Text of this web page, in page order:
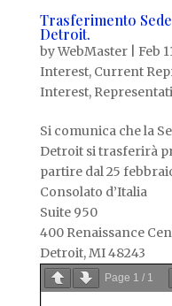
Trasferimento
Detroit.
byWebMaster| Feb
Interest, Current
Interest,
Si comunica che la
Detroit si trasferirà
partire dal 25
Consolato d’Italia
Suite 950
400 Renaissance
Detroit, MI 48243
Page 1 / 1